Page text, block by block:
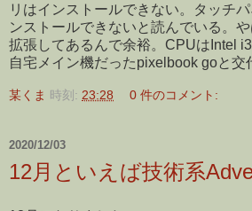
リはインストールできない。タッチ
ンストールできないと読んでいる。
拡張してあるんで余裕。CPUはIntel
自宅メイン機だったpixelbook goと交
某くま 時刻: 23:28 0 件のコメント:
2020/12/03
12月といえば技術系